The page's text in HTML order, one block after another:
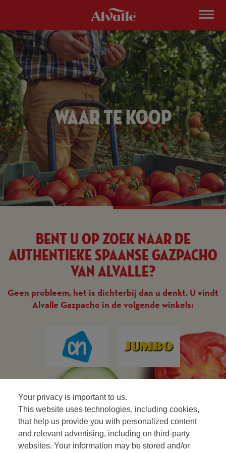
Your privacy is important to us.
This website uses technologies, including cookies,
that help us provide you with personalized content
and relevant advertising, including on third-party
websites. Your information may be stored and/or
Waar te koop
Bent u op zoek naar de
authentieke Spaanse gazpacho
van Alvalle?
Geen probleem, het is dichterbij dan u denkt. U vindt
Alvalle Gazpacho in de volgende winkels: